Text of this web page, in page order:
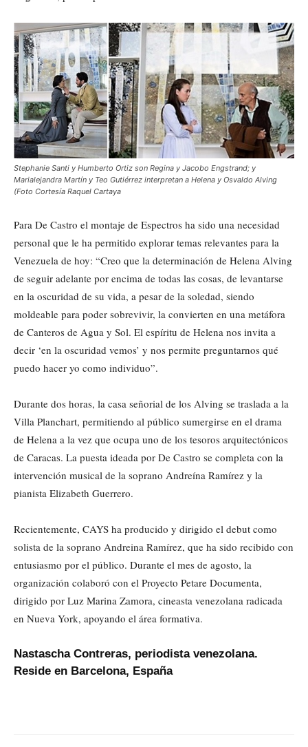
Stephanie Santi y Humberto Ortiz son Regina y Jacobo Engstrand; y
Marialejandra Martín y Teo Gutiérrez interpretan a Helena y Osvaldo Alving
(Foto Cortesía Raquel Cartaya
Para De Castro el montaje de Espectros ha sido una necesidad
personal que le ha permitido explorar temas relevantes para la
Venezuela de hoy: “Creo que la determinación de Helena Alving
de seguir adelante por encima de todas las cosas, de levantarse
en la oscuridad de su vida, a pesar de la soledad, siendo
moldeable para poder sobrevivir, la convierten en una metáfora
de Canteros de Agua y Sol. El espíritu de Helena nos invita a
decir ‘en la oscuridad vemos’ y nos permite preguntarnos qué
puedo hacer yo como individuo”.
Durante dos horas, la casa señorial de los Alving se traslada a la
Villa Planchart, permitiendo al público sumergirse en el drama
de Helena a la vez que ocupa uno de los tesoros arquitectónicos
de Caracas. La puesta ideada por De Castro se completa con la
intervención musical de la soprano Andreína Ramírez y la
pianista Elizabeth Guerrero.
Recientemente, CAYS ha producido y dirigido el debut como
solista de la soprano Andreina Ramírez, que ha sido recibido con
entusiasmo por el público. Durante el mes de agosto, la
organización colaboró con el Proyecto Petare Documenta,
dirigido por Luz Marina Zamora, cineasta venezolana radicada
en Nueva York, apoyando el área formativa.
Nastascha Contreras, periodista venezolana.
Reside en Barcelona, España